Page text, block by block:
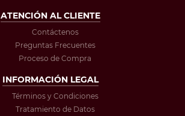
ATENCIÓN AL CLIENTE
Contáctenos
Preguntas Frecuentes
Proceso de Compra
INFORMACIÓN LEGAL
Términos y Condiciones
Tratamiento de Datos